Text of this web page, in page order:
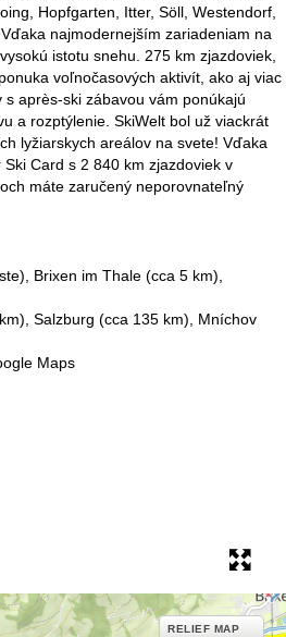
Hopfgarten, Itter, Söll, Westendorf,
najmodernejším zariadeniam na
istotu snehu. 275 km zjazdoviek,
voľnočasových aktivít, ako aj viac
après-ski zábavou vám ponúkajú
a rozptýlenie. SkiWelt bol už viackrát
lyžiarskych areálov na svete! Vďaka
Card s 2 840 km zjazdoviek v
máte zaručený neporovnateľný
Brixen im Thale (cca 5 km),
Salzburg (cca 135 km), Mníchov
Maps
RELIEF MAP